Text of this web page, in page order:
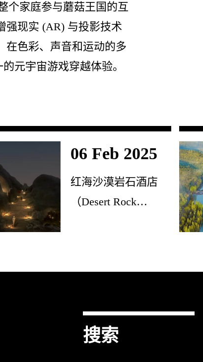
搜索
个家庭参与蘑菇王国的互
强现实 (AR) 与投影技术
在色彩、声音和运动的多
元宇宙游戏穿越体验。
06 Feb 2025
红海沙漠岩石酒店
（Desert Rock